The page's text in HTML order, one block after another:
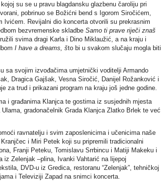
su se u pravu blagdansku glazbenu čaroliju pri
pobrinuo se Božićni bend s Igorom Siročićem,
Revijalni dio koncerta otvorili su prekrasnim
bezvremenske skladbe Samo ti prave riječi znaš
svima dragi Karla i Dino Miklaužić, a na kraju i
I have a dreams, što bi u svakom slučaju mogla biti
sa svojim izvođačima umjetnički voditelji Armando
Dragica Gajšak, Vesna Siročić, Danijel Rožanković i
za trud i prikazani program na kraju još jedne godine.
i građanima Klanjca te gostima iz susjednih mjesta
gradonačelnik Grada Klanjca Zlatko Brlek te već
ravnatelju i svim zaposlenicima i učenicima naše
i Miri Petek koji su pripremili tradicionalni
Franji Peteku, Tomislavu Srrbincu i Matiji Makeku i
Zelenjak –plina, Ivanki Vahtarić na lijepoj
DVD-u iz Gredica, restoranu “Zelenjak”, tehničkoj
i Televiziji Zapad na snimci koncerta.